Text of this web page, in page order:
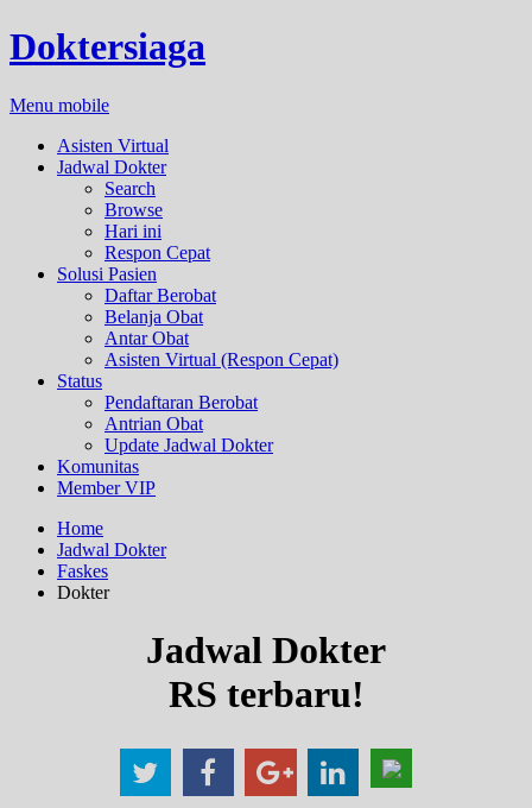
Doktersiaga
Menu mobile
Asisten Virtual
Jadwal Dokter
Search
Browse
Hari ini
Respon Cepat
Solusi Pasien
Daftar Berobat
Belanja Obat
Antar Obat
Asisten Virtual (Respon Cepat)
Status
Pendaftaran Berobat
Antrian Obat
Update Jadwal Dokter
Komunitas
Member VIP
Home
Jadwal Dokter
Faskes
Dokter
Jadwal Dokter
RS terbaru!